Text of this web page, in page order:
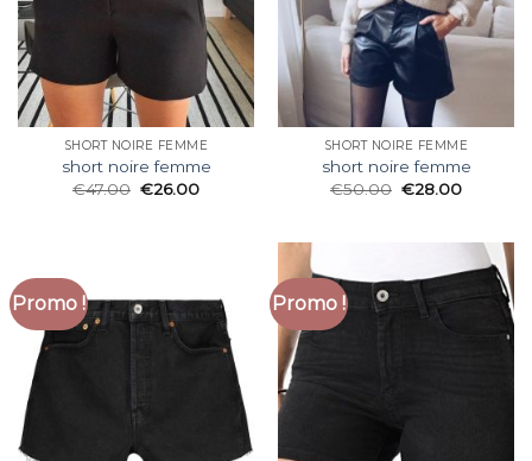
SHORT NOIRE FEMME
short noire femme
€47.00 €26.00
SHORT NOIRE FEMME
short noire femme
€50.00 €28.00
Promo ! Promo !